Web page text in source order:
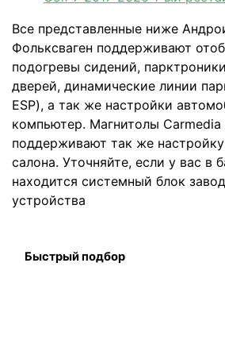
Все представленные ниже
Фольксваген поддерживают
подогревы сидений,
дверей, динамические линии
ESP), а так же настройки
компьютер. Магнитолы Carmedia
поддерживают так же
салона. Уточняйте, если у вас в
находится системный блок
устройства
Быстрый подбор